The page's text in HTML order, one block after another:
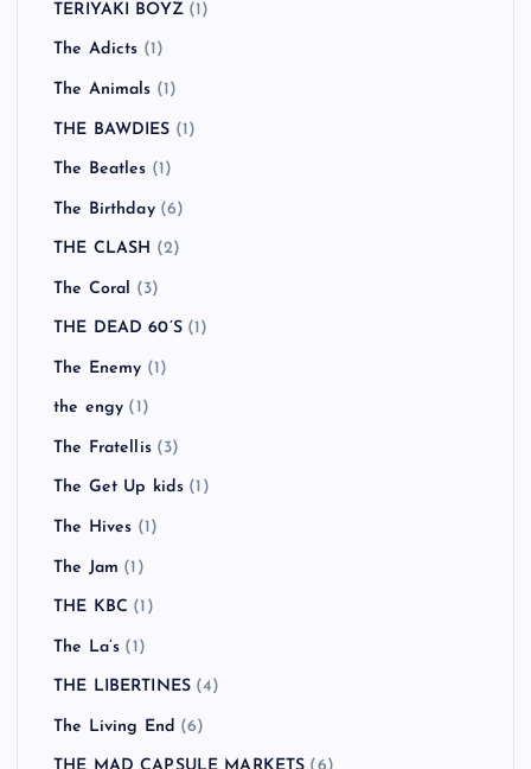
TERIYAKI BOYZ(1)
The Adicts (1)
The Animals (1)
THE BAWDIES (1)
The Beatles (1)
The Birthday(6)
THE CLASH (2)
The Coral (3)
THE DEAD 60’S(1)
The Enemy (1)
the engy (1)
The Fratellis(3)
The Get Up kids (1)
The Hives (1)
The Jam (1)
THE KBC (1)
The La’s (1)
THE LIBERTINES (4)
The Living End (6)